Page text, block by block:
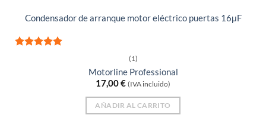
Condensador de arranque motor eléctrico puertas 16μF
(1)
Motorline Professional
17,00€ (IVA incluido)
AÑADIR AL CARRITO